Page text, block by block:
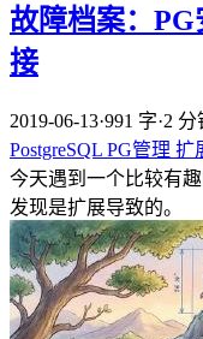
故障档案：
接
2019-06-13·991 字·2 分
PostgreSQL PG管理 扩
今天遇到一个比较有趣
发现是扩展导致的。